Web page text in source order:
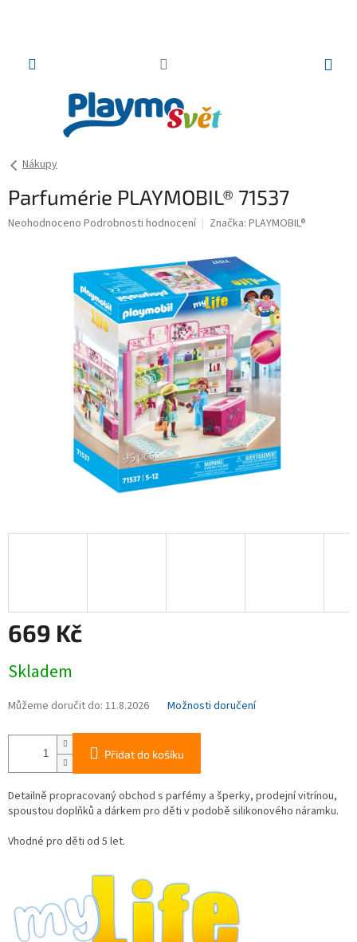
Nákupy
Parfumérie PLAYMOBIL® 71537
Průměrné
Neohodnoceno Podrobnosti hodnocení Značka: PLAYMOBIL®
669 Kč
cena:
Skladem
Můžeme doručit do: 11.8.2026 Možnosti doručení
Přidat do košíku
Detailně propracovaný obchod s parfémy a šperky, prodejní vitrínou,
spoustou doplňků a dárkem pro děti v podobě silikonového náramku.
Vhodné pro děti od 5 let.